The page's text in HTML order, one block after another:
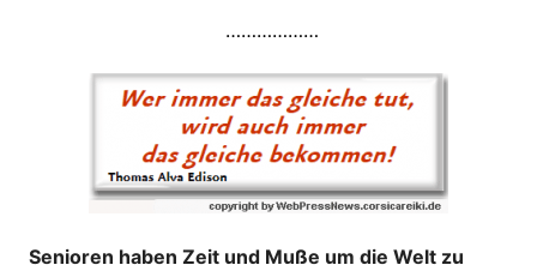
………………
Senioren haben Zeit und Muße um die Welt zu